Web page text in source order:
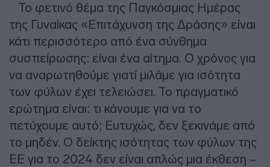
Το φετινό θέμα της Παγκόσμιας Ημέρας
της Γυναίκας «Επιτάχυνση της Δράσης» είναι
κάτι περισσότερο από ένα σύνθημα
συσπείρωσης: είναι ένα αίτημα. Ο χρόνος για
να αναρωτηθούμε γιατί μιλάμε για ισότητα
των φύλων έχει τελειώσει. Το πραγματικό
ερώτημα είναι: τι κάνουμε για να το
πετύχουμε αυτό; Ευτυχώς, δεν ξεκινάμε από
το μηδέν. Ο δείκτης ισότητας των φύλων της
ΕΕ για το 2024 δεν είναι απλώς μια έκθεση –